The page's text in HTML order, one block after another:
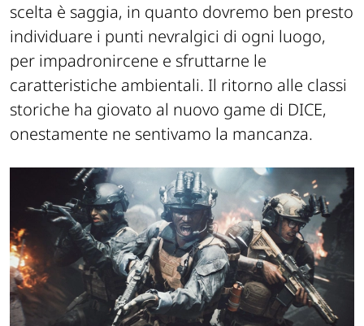
scelta è saggia, in quanto dovremo ben presto
individuare i punti nevralgici di ogni luogo,
per impadronircene e sfruttarne le
caratteristiche ambientali. Il ritorno alle classi
storiche ha giovato al nuovo game di DICE,
onestamente ne sentivamo la mancanza.